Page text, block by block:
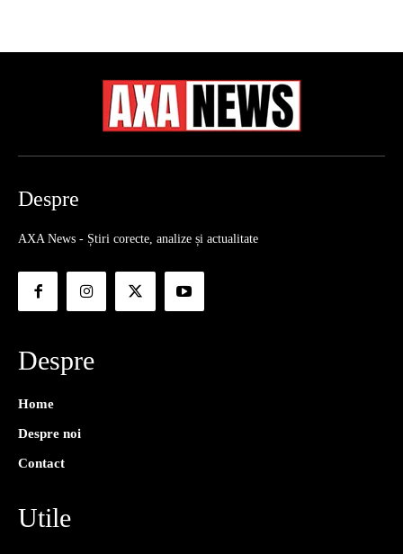
Despre
AXA News - Știri corecte, analize și actualitate
Despre
Home
Despre noi
Contact
Utile